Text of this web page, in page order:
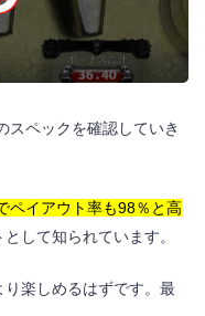
ーズ）に関する
ドサッカーズ）は
はある？
スペックを確認していき
ペイアウト率も98％と高
して知られています。
楽しめるはずです。最